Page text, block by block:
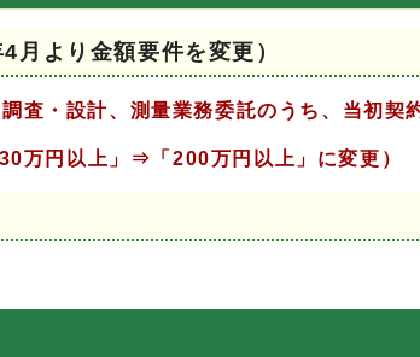
月より金額要件を変更）
査・設計、測量業務委託のうち、当初契
万円以上」⇒「200万円以上」に変更）